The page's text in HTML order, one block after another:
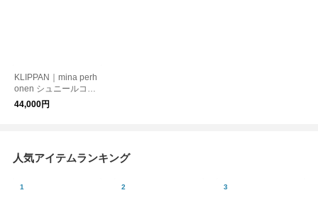
KLIPPAN｜mina perh
onen シュニールコッ
トン シングルブラン
ケット CHOUCHO
44,000円
人気アイテムランキング